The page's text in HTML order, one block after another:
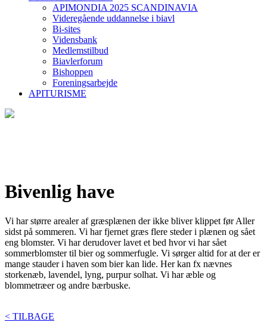
APIMONDIA 2025 SCANDINAVIA
Videregående uddannelse i biavl
Bi-sites
Vidensbank
Medlemstilbud
Biavlerforum
Bishoppen
Foreningsarbejde
APITURISME
Bivenlig have
Vi har større arealer af græsplænen der ikke bliver klippet før Aller
sidst på sommeren. Vi har fjernet græs flere steder i plænen og sået
eng blomster. Vi har derudover lavet et bed hvor vi har sået
sommerblomster til bier og sommerfugle. Vi sørger altid for at der er
mange stauder i haven som bier kan lide. Her kan fx nævnes
storkenæb, lavendel, lyng, purpur solhat. Vi har æble og
blommetræer og andre bærbuske.
< TILBAGE